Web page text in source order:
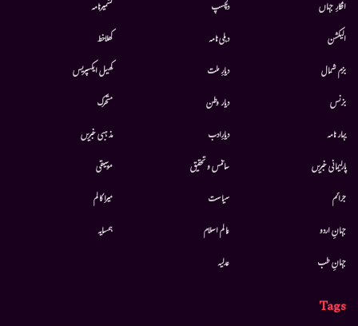
افکارِ جہاں
الیکشن
بزم شمال
بزنس
بہار نامہ
پارلیمانی خبریں
جرائم
جہانِ اردو
جہانِ طب
دلچسپ
دہلی نامہ
دیارِ ملت
دیار وطن
دیارِادب
سائنس و تحقیق
سیاست
عالم اسلام
عدلیہ
کشمیرنامہ
کھلاخط
کھیل ایکسپریس
متحرك
مذہبی خبریں
موسيقى
میرا کالم
ہمسایہ
Tags